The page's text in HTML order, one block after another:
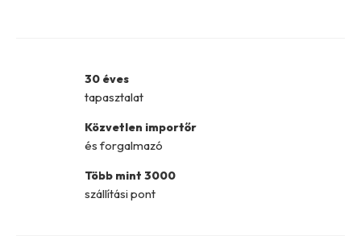
30 éves
tapasztalat
Közvetlen importőr
és forgalmazó
Több mint 3000
szállítási pont